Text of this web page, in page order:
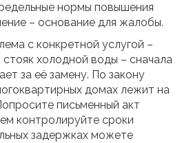
нормы повышения
– основание для жалобы.
с конкретной услугой –
холодной воды – сначала
за её замену. По закону
домах лежит на
письменный акт
контролируйте сроки
задержках можете